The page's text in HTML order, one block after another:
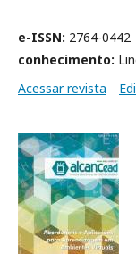
e-ISSN: 2764-
conhecimento:
Acessar revista